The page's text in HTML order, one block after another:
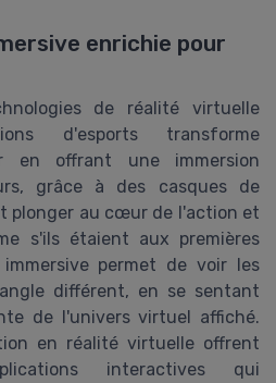
enrichie pour
de réalité virtuelle
d'esports transforme
en offrant une immersion
grâce à des casques de
plonger au cœur de l'action et
s'ils étaient aux premières
permet de voir les
différent, en se sentant
de l'univers virtuel affiché.
en réalité virtuelle offrent
interactives qui